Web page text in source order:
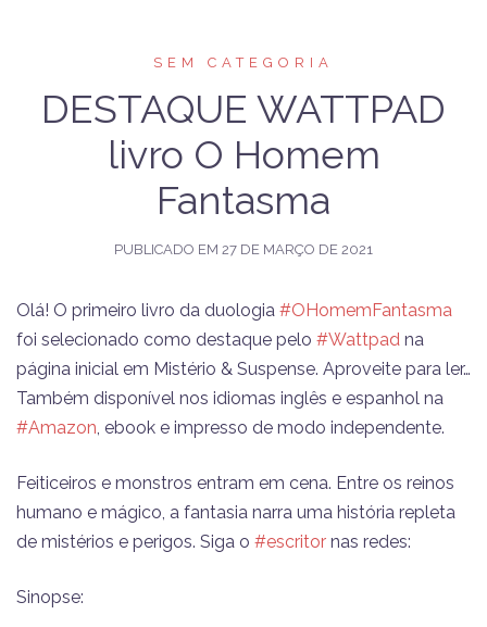
SEM CATEGORIA
DESTAQUE WATTPAD
livro O Homem
Fantasma
PUBLICADO EM 27 DE MARÇO DE 2021
Olá! O primeiro livro da duologia #OHomemFantasma
foi selecionado como destaque pelo #Wattpad na
página inicial em Mistério & Suspense. Aproveite para ler…
Também disponível nos idiomas inglês e espanhol na
#Amazon, ebook e impresso de modo independente.
Feiticeiros e monstros entram em cena. Entre os reinos
humano e mágico, a fantasia narra uma história repleta
de mistérios e perigos. Siga o #escritor nas redes:
Sinopse: